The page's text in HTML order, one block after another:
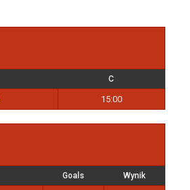
C
15:00
Goals Wynik